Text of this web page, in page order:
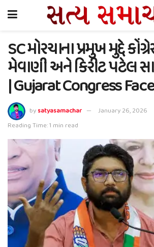
SC મોરચાના પ્રમુખ મુદ્દે
મેવાણી અને કિરીટ પટેલ
| Gujarat Congress
bysatyasamachar
January 26, 2026
Reading Time: 1 min read